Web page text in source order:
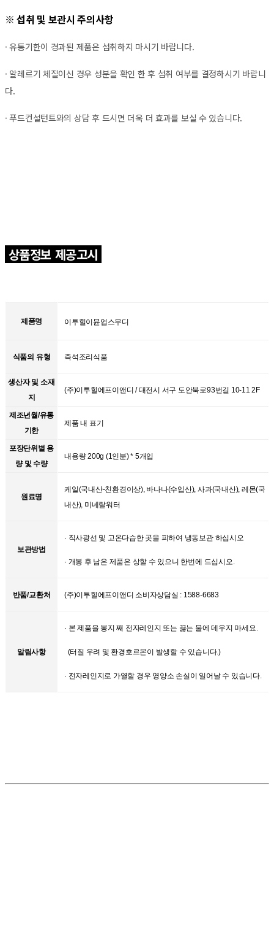
※ 섭취 및 보관시 주의사항
· 유통기한이 경과된 제품은 섭취하지 마시기 바랍니다.
· 알레르기 체질이신 경우 성분을 확인 한 후 섭취 여부를 결정하시기 바랍니
다.
· 푸드컨설턴트와의 상담 후 드시면 더욱 더 효과를 보실 수 있습니다.
상품정보 제공고시
제품명 이투힐이뮨업스무디
식품의 유형 즉석조리식품
생산자 및 소재
지
(주)이투힐에프이앤디 / 대전시 서구 도안북로93번길 10-11 2F
제조년월/유통
기한
제품 내 표기
포장단위별 용
량 및 수량
내용량 200g (1인분) * 5개입
원료명
케일(국내산-친환경이상), 바나나(수입산), 사과(국내산), 레몬(국
내산), 미네랄워터
보관방법
· 직사광선 및 고온다습한 곳을 피하여 냉동보관 하십시오
· 개봉 후 남은 제품은 상할 수 있으니 한번에 드십시오.
반품/교환처 (주)이투힐에프이앤디 소비자상담실 : 1588-6683
알림사항
· 본 제품을 봉지 째 전자레인지 또는 끓는 물에 데우지 마세요.
(터질 우려 및 환경호르몬이 발생할 수 있습니다.)
· 전자레인지로 가열할 경우 영양소 손실이 일어날 수 있습니다.